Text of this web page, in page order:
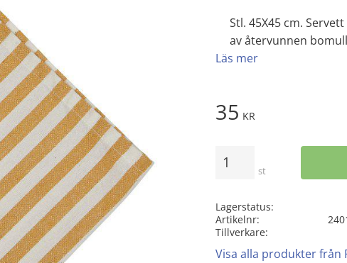
Stl. 45X45 cm.
av återvunnen
Läs mer
35 KR
st
Lagerstatus
Artikelnr
Tillverkare
Visa alla produkter från